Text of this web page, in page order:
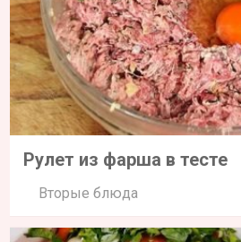
Рулет из фарша в тесте
Вторые блюда